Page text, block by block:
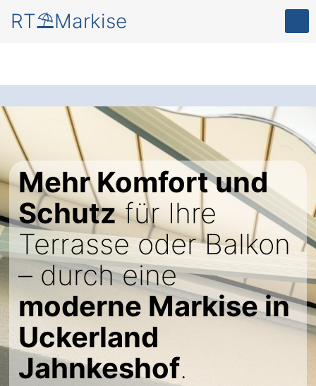
RT⛱️Markise
Mehr Komfort und
Schutzfür Ihre
Terrasse oder Balkon
– durch eine
moderne Markise in
Uckerland
Jahnkeshof.